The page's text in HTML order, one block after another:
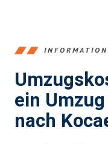
ein
nach